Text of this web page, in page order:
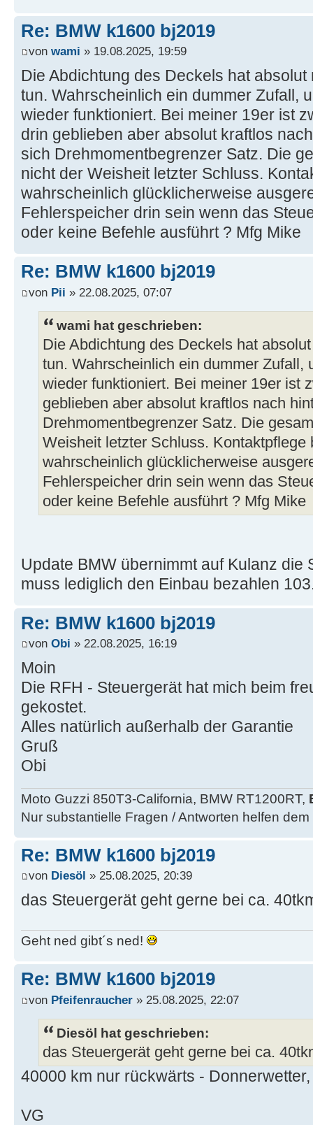
Re: BMW k1600 bj2019
von wami » 19.08.2025, 19:59
Die Abdichtung des Deckels hat
tun. Wahrscheinlich ein dummer Zufall,
wieder funktioniert. Bei meiner 19er ist
drin geblieben aber absolut kraftlos
sich Drehmomentbegrenzer Satz. Die
nicht der Weisheit letzter Schluss.
wahrscheinlich glücklicherweise
Fehlerspeicher drin sein wenn das
oder keine Befehle ausführt ? Mfg Mike
Re: BMW k1600 bj2019
von Pii » 22.08.2025, 07:07
wami hat geschrieben:
Die Abdichtung des Deckels hat
tun. Wahrscheinlich ein dummer Zufall,
wieder funktioniert. Bei meiner 19er ist
geblieben aber absolut kraftlos nach
Drehmomentbegrenzer Satz. Die
Weisheit letzter Schluss. Kontaktpflege
wahrscheinlich glücklicherweise
Fehlerspeicher drin sein wenn das
oder keine Befehle ausführt ? Mfg Mike
Update BMW übernimmt auf Kulanz die
muss lediglich den Einbau bezahlen
Re: BMW k1600 bj2019
von Obi » 22.08.2025, 16:19
Moin
Die RFH - Steuergerät hat mich beim
gekostet.
Alles natürlich außerhalb der Garantie
Gruß
Obi
Moto Guzzi 850T3-California, BMW RT1200RT,
Nur substantielle Fragen / Antworten helfen
Re: BMW k1600 bj2019
von Diesöl » 25.08.2025, 20:39
das Steuergerät geht gerne bei ca.
Geht ned gibt´s ned!
Re: BMW k1600 bj2019
von Pfeifenraucher » 25.08.2025, 22:07
Diesöl hat geschrieben:
das Steuergerät geht gerne bei ca.
40000 km nur rückwärts -
VG